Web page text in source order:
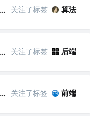
5bbbfa7ef265da0af161584e 关注了标签 算法
5bbbfa7ef265da0af161584e 关注了标签 后端
5bbbfa7ef265da0af161584e 关注了标签 前端